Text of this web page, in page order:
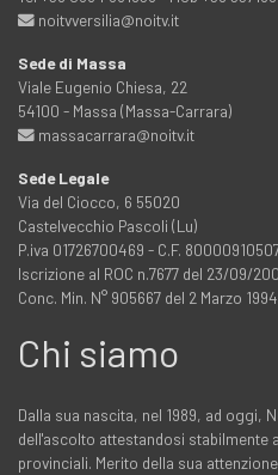
noitvversilia@noitv.it
Sede di Massa
Viale Eugenio Chiesa, 22
54100 - Massa (Massa-Carrara)
massacarrara@noitv.it
Sede Legale
Via del Ciocco, 6 55020
Castelvecchio Pascoli (Lu)
P.iva 01726700469 - C.F.
Iscrizione al ROC n.7677 del 23/09/
Conc. Min. N° 905667 del 2 Marzo 1994
Chi siamo
Dalla sua nascita, nel 1989, ad oggi,
dell'ascolto attestandosi stabilmente
provinciali. Merito della sua